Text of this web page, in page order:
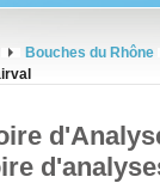
Bouches du Rhône